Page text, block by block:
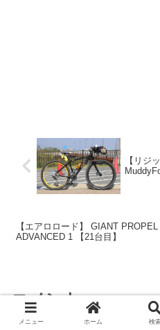
【リジ
【エアロロード】 GIANT PROPEL
ADVANCED 1 【21台目】
コメント
メニュー ホーム 検